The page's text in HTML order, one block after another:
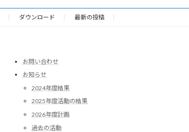
ダウンロード 最新の投稿
お問い合わせ
お知らせ
2024年度結果
2025年度活動の結果
2026年度計画
過去の活動